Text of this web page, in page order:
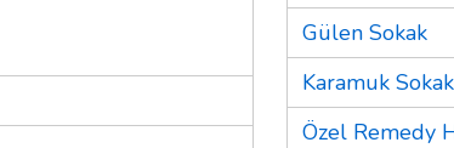
Gülen Sokak
Karamuk Sokak
Özel Remedy